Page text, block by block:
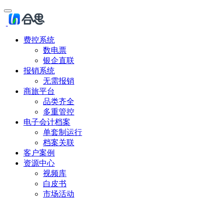
费控系统
数电票
银企直联
报销系统
无需报销
商旅平台
品类齐全
多重管控
电子会计档案
单套制运行
档案关联
客户案例
资源中心
视频库
白皮书
市场活动